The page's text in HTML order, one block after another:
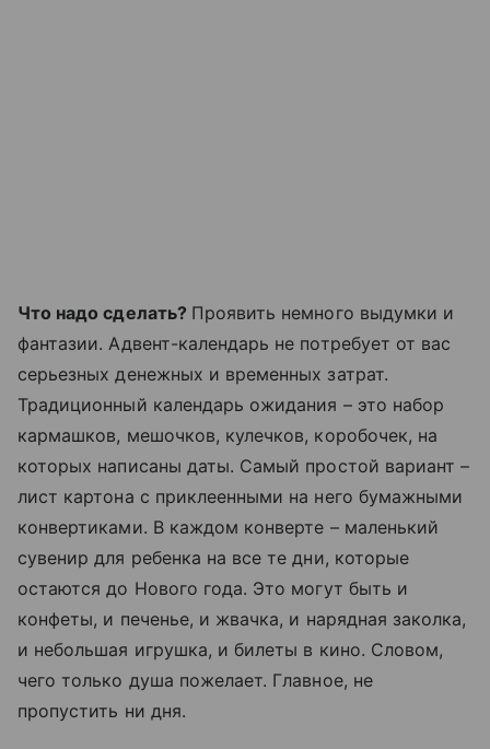
Что надо сделать? Проявить немного выдумки и
фантазии. Адвент-календарь не потребует от вас
серьезных денежных и временных затрат.
Традиционный календарь ожидания – это набор
кармашков, мешочков, кулечков, коробочек, на
которых написаны даты. Самый простой вариант –
лист картона с приклеенными на него бумажными
конвертиками. В каждом конверте – маленький
сувенир для ребенка на все те дни, которые
остаются до Нового года. Это могут быть и
конфеты, и печенье, и жвачка, и нарядная заколка,
и небольшая игрушка, и билеты в кино. Словом,
чего только душа пожелает. Главное, не
пропустить ни дня.